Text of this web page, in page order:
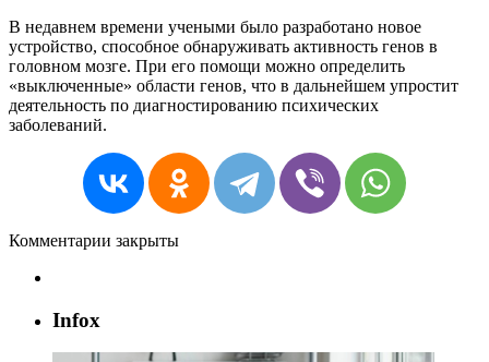
В недавнем времени учеными было разработано новое
устройство, способное обнаруживать активность генов в
головном мозге. При его помощи можно определить
«выключенные» области генов, что в дальнейшем упростит
деятельность по диагностированию психических
заболеваний.
Комментарии закрыты
Infox